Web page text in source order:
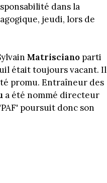
dans la
jeudi, lors de
Matrisciano parti
était toujours vacant. Il
promu. Entraîneur des
a été nommé directeur
poursuit donc son